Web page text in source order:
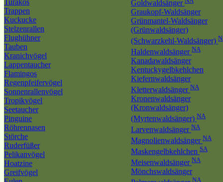
Turakos
Trappen
Kuckucke
Stelzenrallen
Flughühner
Tauben
Kranichvögel
Lappentaucher
Flamingos
Regenpfeifervögel
Sonnenrallenvögel
Tropikvögel
Seetaucher
Pinguine
Röhrennasen
Störche
Ruderfüßer
Pelikanvögel
Hoatzine
Greifvögel
Goldwaldsänger
Graukopf-Waldsänger
Grünmantel-Waldsänger
(Grünwaldsänger)
(Schwarzkehl-Waldsänger)
Haldenwaldsänger NA
Kanadawaldsänger
Kentuckygelbkehlchen
Kiefernwaldsänger
Kletterwaldsänger NA
Kronenwaldsänger
(Kronwaldsänger)
(Myrtenwaldsänger) NA
Larvenwaldsänger NA
Magnolienwaldsänger NA
Maskengelbkehlchen SA
Meisenwaldsänger NA
Mönchswaldsänger
NA